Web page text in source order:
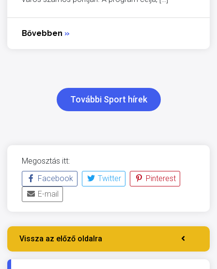
Bővebben »
További Sport hírek
Megosztás itt:
Facebook
Twitter
Pinterest
E-mail
Vissza az előző oldalra